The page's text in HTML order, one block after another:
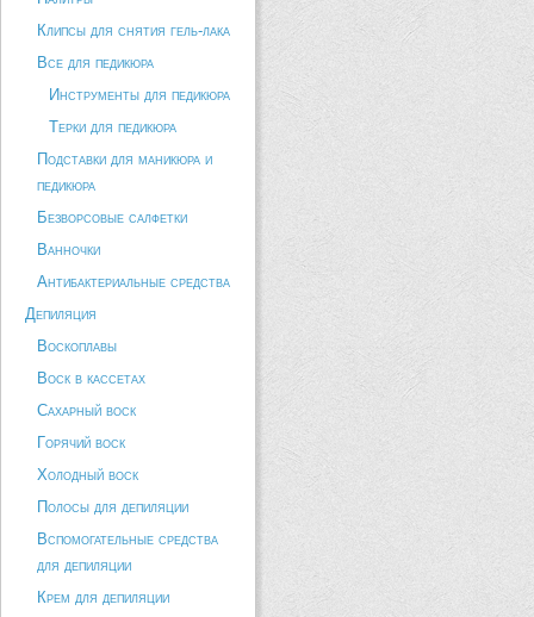
Клипсы для снятия гель-лака
Все для педикюра
Инструменты для педикюра
Терки для педикюра
Подставки для маникюра и
педикюра
Безворсовые салфетки
Ванночки
Антибактериальные средства
Депиляция
Воскоплавы
Воск в кассетах
Сахарный воск
Горячий воск
Холодный воск
Полосы для депиляции
Вспомогательные средства
для депиляции
Крем для депиляции